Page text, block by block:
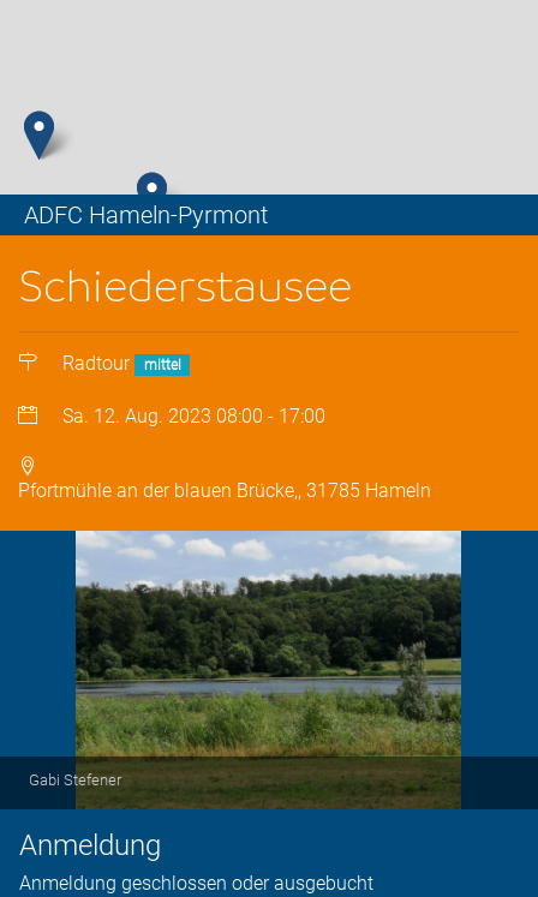
ADFC Hameln-Pyrmont
Schiederstausee
Radtour mittel
Sa. 12. Aug. 2023 08:00 - 17:00
Pfortmühle an der blauen Brücke,, 31785 Hameln
Gabi Stefener
Anmeldung
Anmeldung geschlossen oder ausgebucht